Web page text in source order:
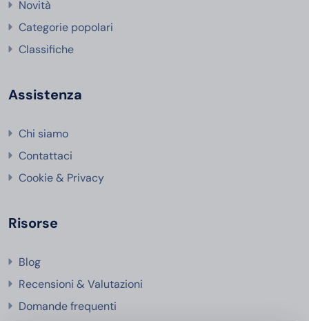
Novità
Categorie popolari
Classifiche
Assistenza
Chi siamo
Contattaci
Cookie & Privacy
Risorse
Blog
Recensioni & Valutazioni
Domande frequenti